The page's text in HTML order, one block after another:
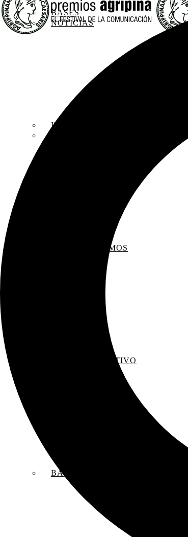
BASES
INSCRIPCIONES
NOTICIAS
RECOMENDAMOS
EL SACO CREATIVO
BANDAS SONORAS ORIGINALES